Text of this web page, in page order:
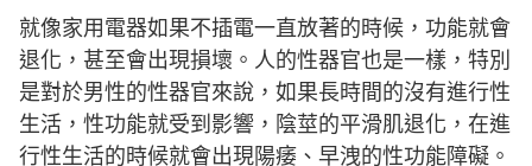
就像家用電器如果不插電一直放著的時候，功能就會
退化，甚至會出現損壞。人的性器官也是一樣，特別
是對於男性的性器官來說，如果長時間的沒有進行性
生活，性功能就受到影響，陰莖的平滑肌退化，在進
行性生活的時候就會出現陽痿、早洩的性功能障礙。